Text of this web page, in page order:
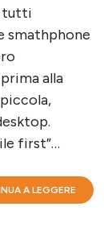
tutti
smathphone
alla
first”…
A LEGGERE